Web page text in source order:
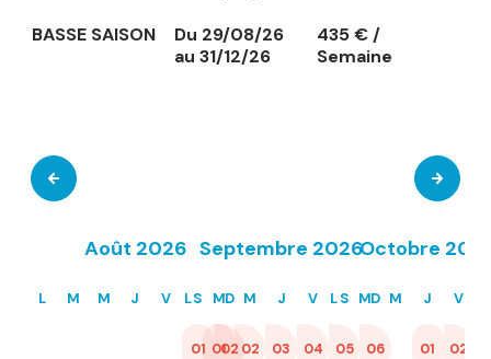
BASSE SAISON
Du 29/08/26
au 31/12/26
435 € /
Semaine
Août 2026
L M M J V S D
01 02
Septembre 2026
L M M J V S D
01 02 03 04 05 06
Octobre
L M M J V
01 02